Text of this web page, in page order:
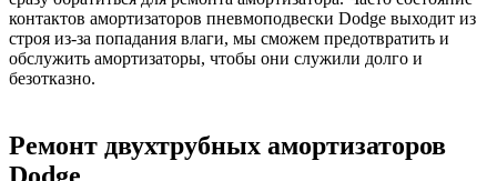
контактов амортизаторов пневмоподвески Dodge выходит из
строя из-за попадания влаги, мы сможем предотвратить и
обслужить амортизаторы, чтобы они служили долго и
безотказно.
Ремонт двухтрубных амортизаторов